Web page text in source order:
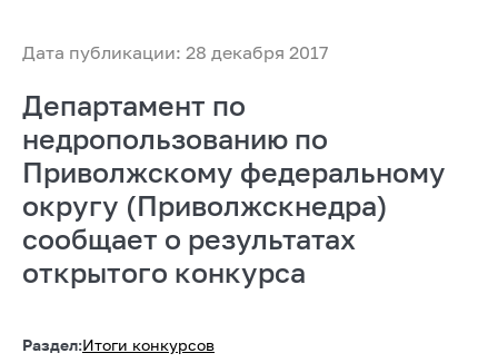
Дата публикации: 28 декабря 2017
Департамент по
недропользованию по
Приволжскому федеральному
округу (Приволжскнедра)
cообщает о результатах
открытого конкурса
Раздел:Итоги конкурсов